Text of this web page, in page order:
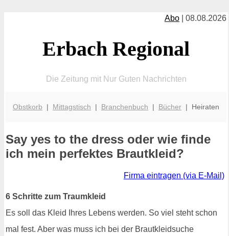
Abo | 08.08.2026
Erbach Regional
Die Zeitung mit Nur Guten Nachrichten
Obstkorb | Mittagstisch | Branchenbuch | Bücher | Heiraten
Say yes to the dress oder wie finde
ich mein perfektes Brautkleid?
Firma eintragen (via E-Mail)
6 Schritte zum Traumkleid
Es soll das Kleid Ihres Lebens werden. So viel steht schon
mal fest. Aber was muss ich bei der Brautkleidsuche